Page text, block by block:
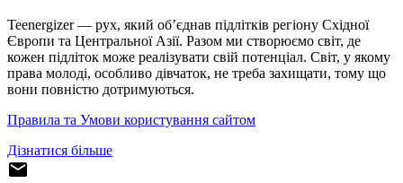
Teenergizer — рух, який об’єднав підлітків регіону Східної
Європи та Центральної Азії. Разом ми створюємо світ, де
кожен підліток може реалізувати свій потенціал. Світ, у якому
права молоді, особливо дівчаток, не треба захищати, тому що
вони повністю дотримуються.
Правила та Умови користування сайтом
Дізнатися більше